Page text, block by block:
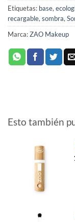
Etiquetas: base,
recargable, sombra,
Marca:ZAO Makeup
Esto también